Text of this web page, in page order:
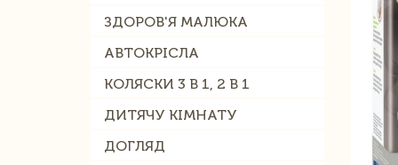
ЗДОРОВ'Я МАЛЮКА
АВТОКРІСЛА
КОЛЯСКИ 3 В 1, 2 В 1
ДИТЯЧУ КІМНАТУ
ДОГЛЯД